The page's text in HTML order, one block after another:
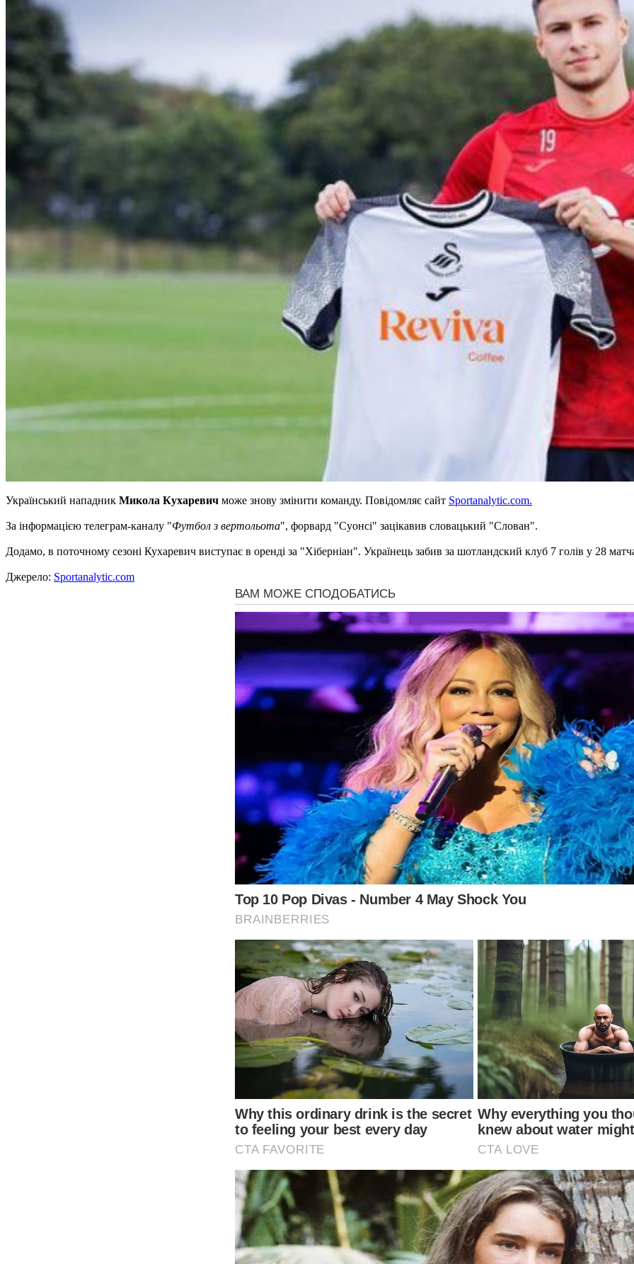
Український нападник Микола Кухаревич може знову змінити команду. Повідомляє сайт Sportanalytic.com.
За інформацією телеграм-каналу "Футбол з вертольота", форвард "Суонсі" зацікавив словацький "Слован".
Додамо, в поточному сезоні Кухаревич виступає в оренді за "Хіберніан". Українець забив за шотландский клуб 7 голів у 28
Джерело: Sportanalytic.com